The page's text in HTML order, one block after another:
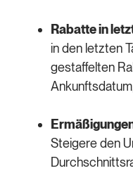
Rabatte in
in den letzten
gestaffelten
Steigere den